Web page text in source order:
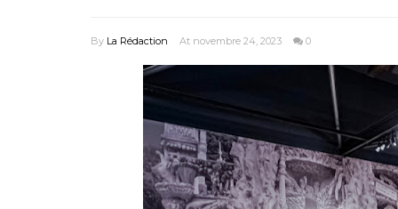
By La Rédaction At novembre 24, 2023 0